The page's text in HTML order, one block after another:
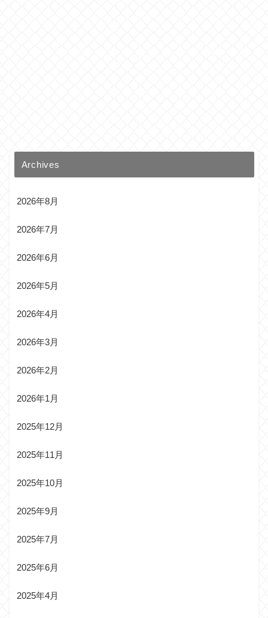
Archives
2026年8月
2026年7月
2026年6月
2026年5月
2026年4月
2026年3月
2026年2月
2026年1月
2025年12月
2025年11月
2025年10月
2025年9月
2025年7月
2025年6月
2025年4月